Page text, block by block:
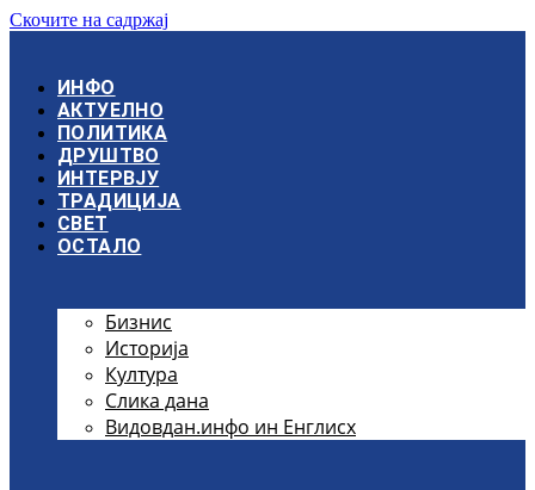
Скочите на садржај
ИНФО
АКТУЕЛНО
ПОЛИТИКА
ДРУШТВО
ИНТЕРВЈУ
ТРАДИЦИЈА
СВЕТ
ОСТАЛО
Бизнис
Историја
Култура
Слика дана
Видовдан.инфо ин Енглисх